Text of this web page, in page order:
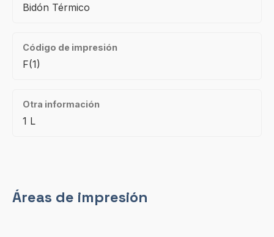
Bidón Térmico
Código de impresión
F(1)
Otra información
1 L
Áreas de impresión